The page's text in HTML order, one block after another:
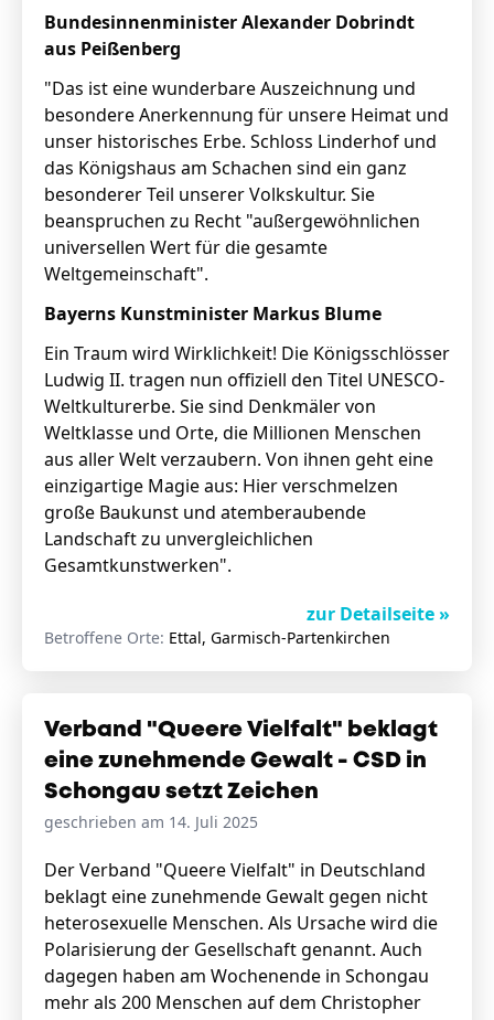
Bundesinnenminister Alexander Dobrindt
aus Peißenberg
"Das ist eine wunderbare Auszeichnung und
besondere Anerkennung für unsere Heimat und
unser historisches Erbe. Schloss Linderhof und
das Königshaus am Schachen sind ein ganz
besonderer Teil unserer Volkskultur. Sie
beanspruchen zu Recht "außergewöhnlichen
universellen Wert für die gesamte
Weltgemeinschaft".
Bayerns Kunstminister Markus Blume
Ein Traum wird Wirklichkeit! Die Königsschlösser
Ludwig II. tragen nun offiziell den Titel UNESCO-
Weltkulturerbe. Sie sind Denkmäler von
Weltklasse und Orte, die Millionen Menschen
aus aller Welt verzaubern. Von ihnen geht eine
einzigartige Magie aus: Hier verschmelzen
große Baukunst und atemberaubende
Landschaft zu unvergleichlichen
Gesamtkunstwerken".
zur Detailseite »
Betroffene Orte: Ettal, Garmisch-Partenkirchen
Verband "Queere Vielfalt" beklagt
eine zunehmende Gewalt - CSD in
Schongau setzt Zeichen
geschrieben am 14. Juli 2025
Der Verband "Queere Vielfalt" in Deutschland
beklagt eine zunehmende Gewalt gegen nicht
heterosexuelle Menschen. Als Ursache wird die
Polarisierung der Gesellschaft genannt. Auch
dagegen haben am Wochenende in Schongau
mehr als 200 Menschen auf dem Christopher